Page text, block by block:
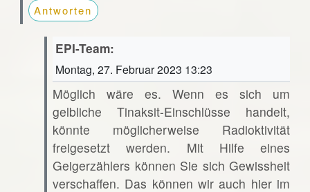
Antworten
EPI-Team:
Montag, 27. Februar 2023 13:23
Möglich wäre es. Wenn es sich um
gelbliche Tinaksit-Einschlüsse handelt,
könnte möglicherweise Radioktivität
freigesetzt werden. Mit Hilfe eines
Geigerzählers können Sie sich Gewissheit
verschaffen. Das können wir auch hier im